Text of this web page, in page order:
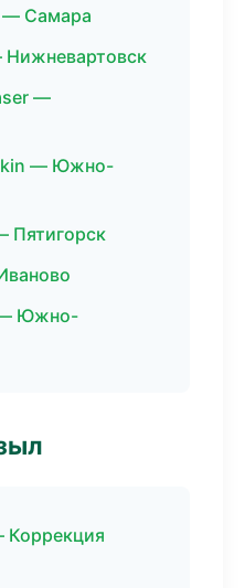
— Самара
—
— Южно-
Пятигорск
— Южно-
Коррекция